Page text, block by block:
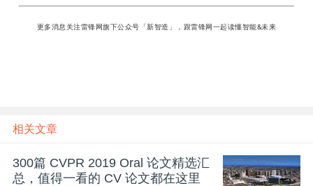
更多消息关注雷锋网旗下公众号「新智造」，跟雷锋网一起读懂智能&未来
相关文章
300篇 CVPR 2019 Oral 论文精选汇
总，值得一看的 CV 论文都在这里